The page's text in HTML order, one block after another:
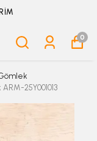
TIKLA
0
25Y001013